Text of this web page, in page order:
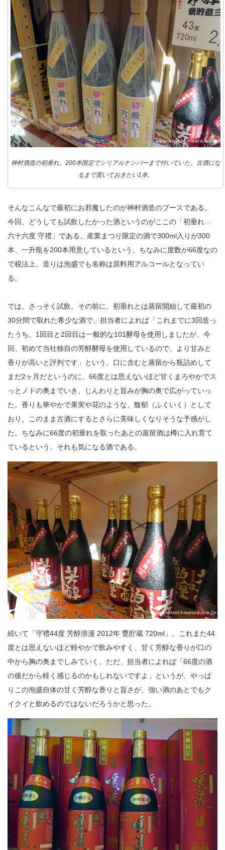
神村酒造の初垂れ。200本限定でシリアルナンバーまで付いていた。古酒にな
るまで置いておきたい1本。
そんなこんなで最初にお邪魔したのが神村酒造のブースである。
今回、どうしても試飲したかった酒というのがここの「初垂れ…
六十六度 守禮」である。産業まつり限定の酒で300ml入りが300
本、一升瓶を200本用意しているという。ちなみに度数が66度なの
で税法上、造りは泡盛でも名称は原料用アルコールとなってい
る。
では、さっそく試飲。その前に、初垂れとは蒸留開始して最初の
30分間で取れた希少な酒で、担当者によれば「これまでに3回造っ
たうち、1回目と2回目は一般的な101酵母を使用しましたが、今
回、初めて当社独自の芳醇酵母を使用しているので、より甘みと
香りが高いと評判です」という。口に含むと蒸留から瓶詰めして
まだ2ヶ月だというのに、66度とは思えないほど甘くまろやかでス
っとノドの奥までいき、じんわりと旨みが胸の奥で広がっていっ
た。香りも華やかで果実や花のような、馥郁（ふくいく）として
おり、このまま古酒にするとさらに美味しくなりそうな予感がし
た。ちなみに66度の初垂れを取ったあとの蒸留酒は樽に入れ育て
ているという。それも気になる酒である。
続いて「守禮44度 芳醇浪漫 2012年 甕貯蔵 720ml」。これまた44
度とは思えないほど軽やかで飲みやすく、甘く芳醇な香りが口の
中から胸の奥までしみていく。ただ、担当者によれば「66度の酒
の後だから軽く感じるのかもしれないですよ」というが、やっぱ
りこの泡盛自体の甘く芳醇な香りと旨さが、強い酒のあとでもク
イクイと飲めるのではないだろうかと思った。